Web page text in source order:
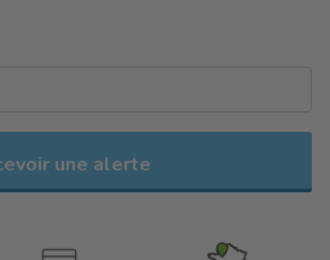
une alerte